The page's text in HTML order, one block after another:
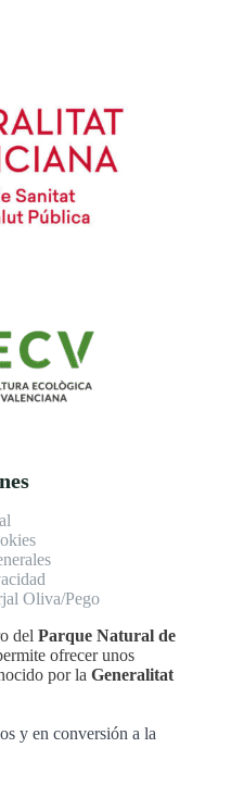
Oliva/Pego
del Parque Natural de
ofrecer unos
por la Generalitat
y en conversión a la